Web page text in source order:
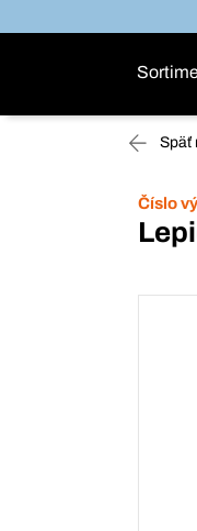
Späť
Číslo